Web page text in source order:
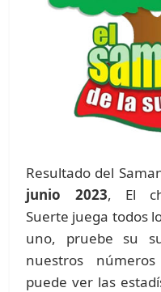
Resultado del
junio 2023, El
Suerte juega todos
uno, pruebe su
nuestros
puede ver las